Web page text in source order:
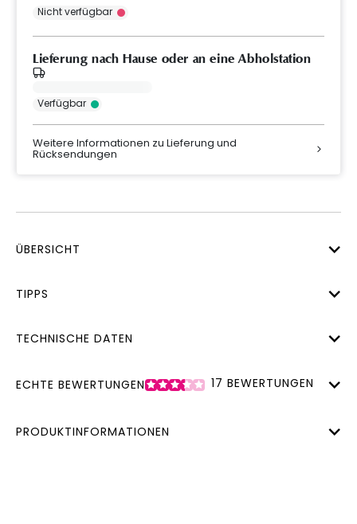
Nicht verfügbar
Lieferung nach Hause oder an eine Abholstation
Verfügbar
Weitere Informationen zu Lieferung und
Rücksendungen
ÜBERSICHT
TIPPS
TECHNISCHE DATEN
ECHTE BEWERTUNGEN 17 BEWERTUNGEN
PRODUKTINFORMATIONEN